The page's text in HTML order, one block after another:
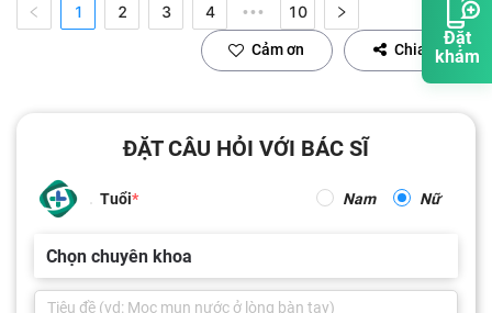
Đặt
khám
1 2 3 4 ••• 10
Cảm ơn Chia sẻ
ĐẶT CÂU HỎI VỚI BÁC SĨ
Tuổi Nam Nữ
Chọn chuyên khoa